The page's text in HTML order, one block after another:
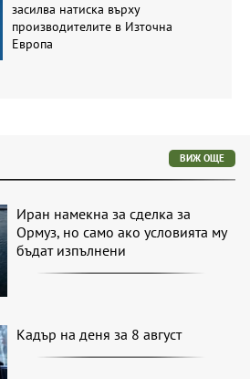
засилва натиска върху
производителите в Източна
Европа
ВИЖ ОЩЕ
Иран намекна за сделка за
Ормуз, но само ако условията му
бъдат изпълнени
Кадър на деня за 8 август